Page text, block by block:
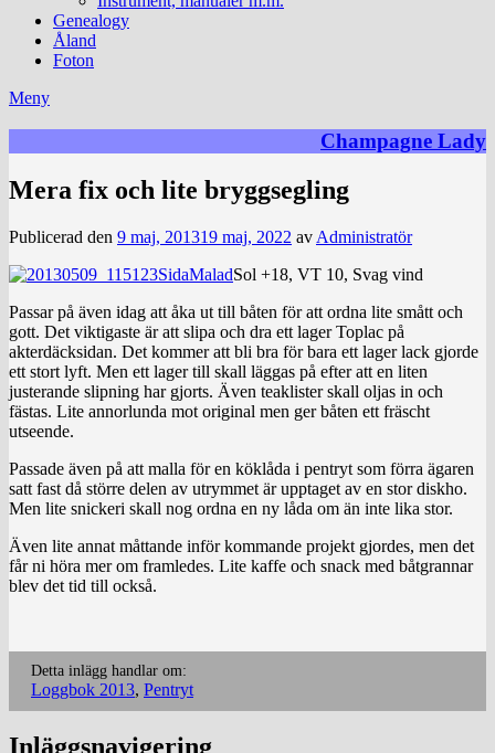
Genealogy
Åland
Foton
Meny
Champagne Lady
Mera fix och lite bryggsegling
Publicerad den 9 maj, 201319 maj, 2022 av Administratör
Sol +18, VT 10, Svag vind
Passar på även idag att åka ut till båten för att ordna lite smått och
gott. Det viktigaste är att slipa och dra ett lager Toplac på
akterdäcksidan. Det kommer att bli bra för bara ett lager lack gjorde
ett stort lyft. Men ett lager till skall läggas på efter att en liten
justerande slipning har gjorts. Även teaklister skall oljas in och
fästas. Lite annorlunda mot original men ger båten ett fräscht
utseende.
Passade även på att malla för en köklåda i pentryt som förra ägaren
satt fast då större delen av utrymmet är upptaget av en stor diskho.
Men lite snickeri skall nog ordna en ny låda om än inte lika stor.
Även lite annat måttande inför kommande projekt gjordes, men det
får ni höra mer om framledes. Lite kaffe och snack med båtgrannar
blev det tid till också.
Detta inlägg handlar om:
Loggbok 2013, Pentryt
Inläggsnavigering